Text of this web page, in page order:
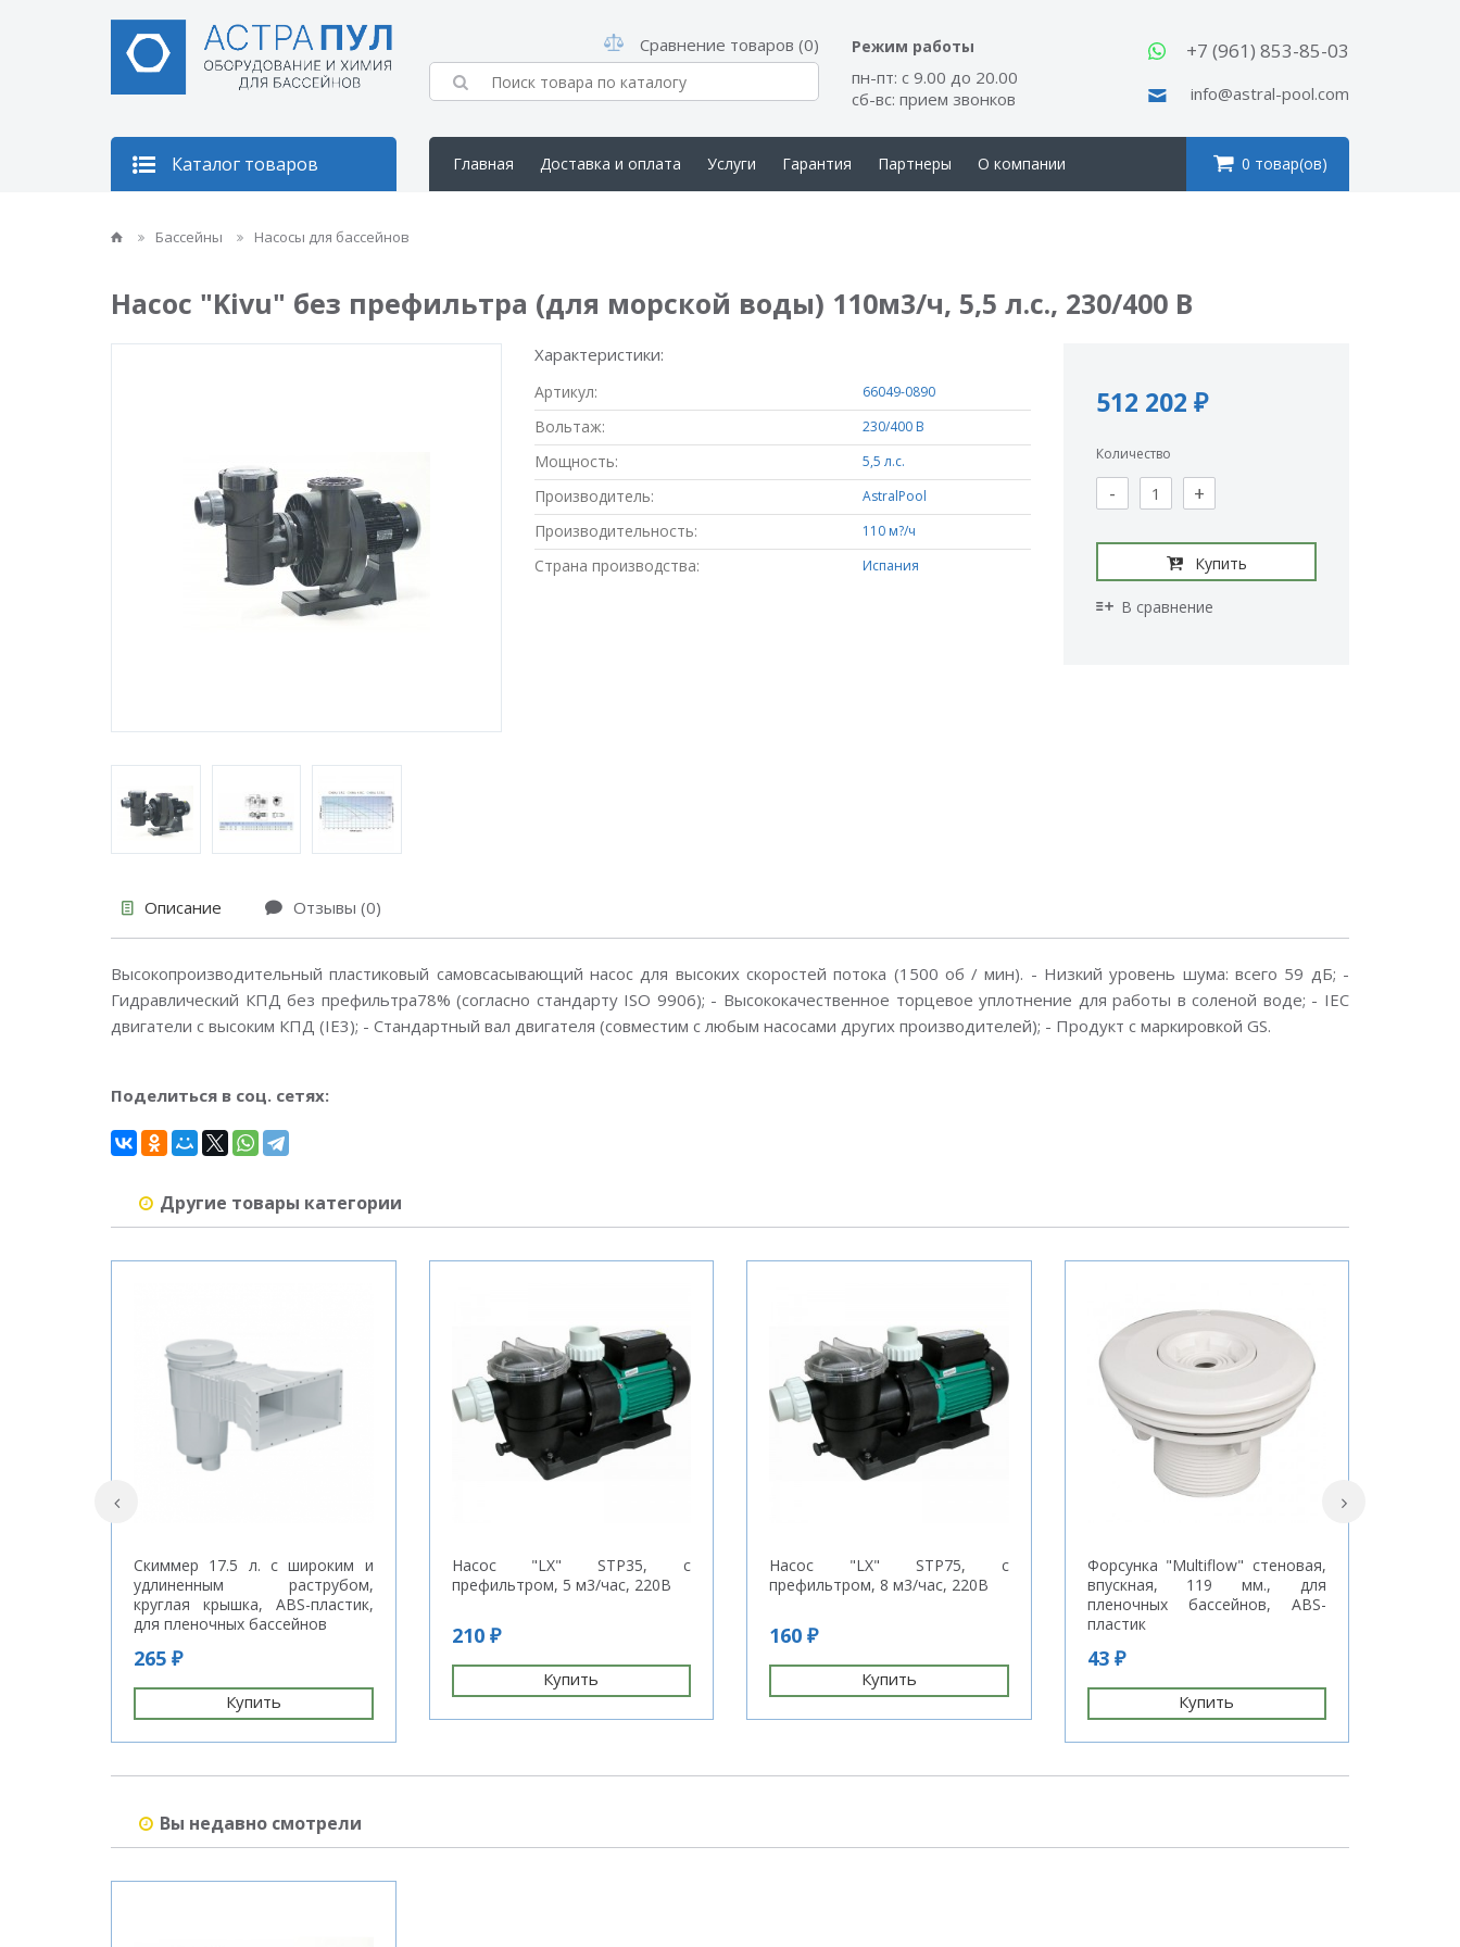
Сравнение товаров (0) Режим работы
пн-пт: с 9.00 до 20.00
сб-вс: прием звонков
+7 (961) 853-85-03
info@astral-pool.com
Каталог товаров Главная Доставка и оплата Услуги Гарантия Партнеры О компании 0 товар(ов)
Бассейны Насосы для бассейнов
Насос "Kivu" без префильтра (для морской воды) 110м3/ч, 5,5 л.с., 230/400 В
Характеристики:
Артикул: 66049-0890
Вольтаж: 230/400 В
Мощность: 5,5 л.с.
Производитель: AstralPool
Производительность: 110 м?/ч
Страна производства: Испания
512 202 ₽
Количество
- +
Купить
В сравнение
Описание Отзывы (0)
Высокопроизводительный пластиковый самовсасывающий насос для высоких скоростей потока (1500 об / мин). - Низкий уровень шума: всего 59 дБ; -
Гидравлический КПД без префильтра78% (согласно стандарту ISO 9906); - Высококачественное торцевое уплотнение для работы в соленой воде; - IEC
двигатели с высоким КПД (IE3); - Стандартный вал двигателя (совместим с любым насосами других производителей); - Продукт с маркировкой GS.
Поделиться в соц. сетях:
Другие товары категории
Скиммер 17.5 л. с широким и
удлиненным раструбом,
круглая крышка, ABS-пластик,
для пленочных бассейнов
265 ₽
Купить
Насос "LX" STP35, с
префильтром, 5 м3/час, 220В
210 ₽
Купить
Насос "LX" STP75, с
префильтром, 8 м3/час, 220В
160 ₽
Купить
Форсунка "Multiflow" стеновая,
впускная, 119 мм., для
пленочных бассейнов, ABS-
пластик
43 ₽
Купить
Вы недавно смотрели